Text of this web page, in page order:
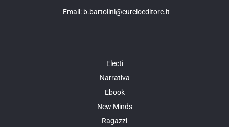
Email: b.bartolini@curcioeditore.it
Electi
Narrativa
Ebook
New Minds
Ragazzi